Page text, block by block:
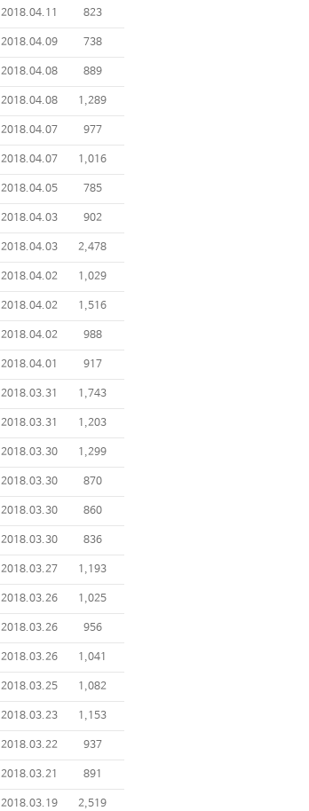
2018.04.11 823
2018.04.09 738
2018.04.08 889
2018.04.08 1,289
2018.04.07 977
2018.04.07 1,016
2018.04.05 785
2018.04.03 902
2018.04.03 2,478
2018.04.02 1,029
2018.04.02 1,516
2018.04.02 988
2018.04.01 917
2018.03.31 1,743
2018.03.31 1,203
2018.03.30 1,299
2018.03.30 870
2018.03.30 860
2018.03.30 836
2018.03.27 1,193
2018.03.26 1,025
2018.03.26 956
2018.03.26 1,041
2018.03.25 1,082
2018.03.23 1,153
2018.03.22 937
2018.03.21 891
2018.03.19 2,519